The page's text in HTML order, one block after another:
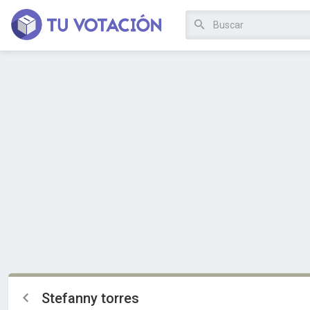
Stefanny torres